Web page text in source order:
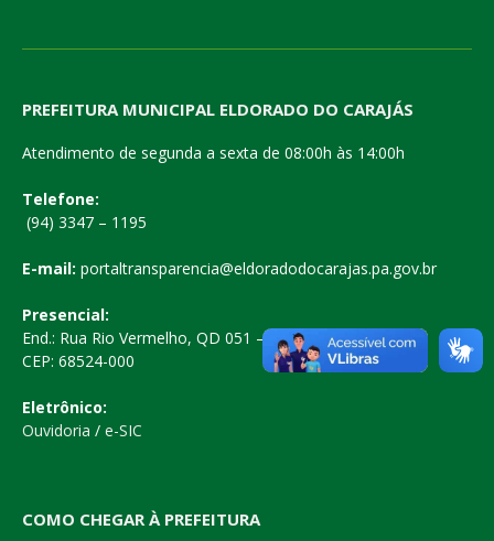
PREFEITURA MUNICIPAL ELDORADO DO CARAJÁS
Atendimento de segunda a sexta de 08:00h às 14:00h
Telefone:
(94) 3347 – 1195
E-mail: portaltransparencia@eldoradodocarajas.pa.gov.br
Presencial:
End.: Rua Rio Vermelho, QD 051 – Centro
CEP: 68524-000
Eletrônico:
Ouvidoria / e-SIC
COMO CHEGAR À PREFEITURA